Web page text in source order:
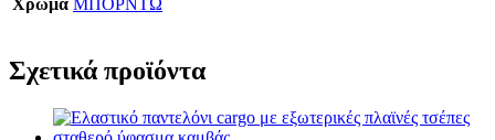
Σχετικά προϊόντα